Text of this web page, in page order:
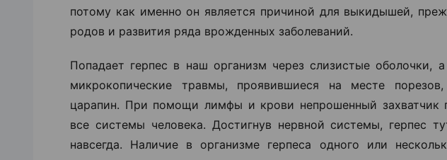
потому как именно он является причиной для выкидышей,
родов и развития ряда врожденных заболеваний.
Попадает герпес в наш организм через слизистые оболочки,
микрокопические травмы, проявившиеся на месте
царапин. При помощи лимфы и крови непрошенный захватчик
все системы человека. Достигнув нервной системы, герпес
навсегда. Наличие в организме герпеса одного или